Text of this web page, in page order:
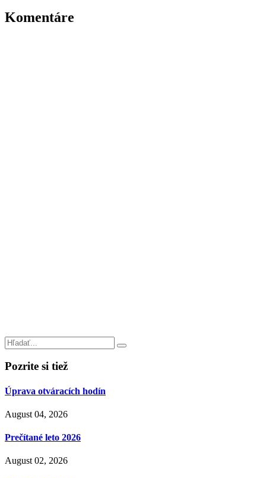
Komentáre
Pozrite si tiež
Úprava otváracích hodín
August 04, 2026
Prečítané leto 2026
August 02, 2026